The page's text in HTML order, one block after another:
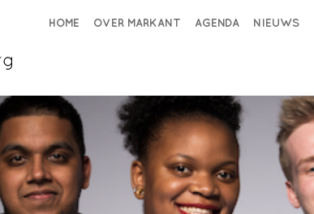
HOME OVER MARKANT AGENDA NIEUWS